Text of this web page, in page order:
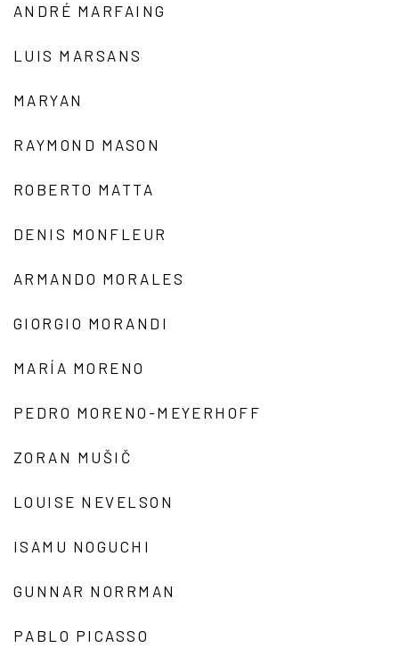
ANDRÉ MARFAING
LUIS MARSANS
MARYAN
RAYMOND MASON
ROBERTO MATTA
DENIS MONFLEUR
ARMANDO MORALES
GIORGIO MORANDI
MARÍA MORENO
PEDRO MORENO-MEYERHOFF
ZORAN MUŠIČ
LOUISE NEVELSON
ISAMU NOGUCHI
GUNNAR NORRMAN
PABLO PICASSO